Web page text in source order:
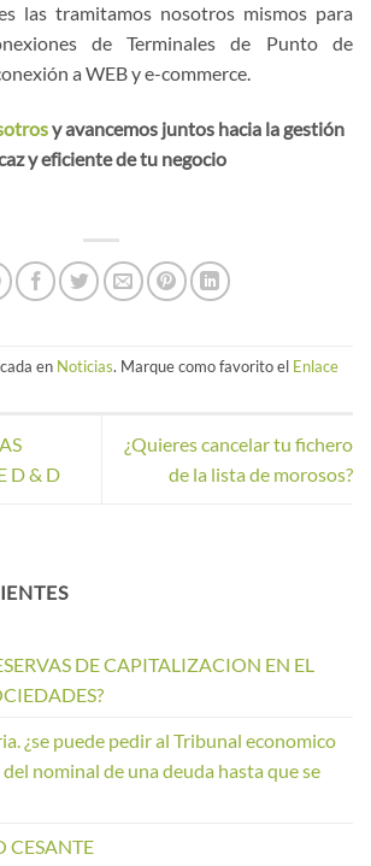
las tramitamos nosotros mismos para
de Terminales de Punto de
a WEB y e-commerce.
y avancemos juntos hacia la gestión
y eficiente de tu negocio
en Noticias. Marque como favorito el Enlace
D & D
¿Quieres cancelar tu fichero
de la lista de morosos?
DE CAPITALIZACION EN EL
¿se puede pedir al Tribunal economico
nominal de una deuda hasta que se
CESANTE